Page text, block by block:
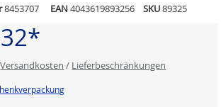
8453707 EAN 4043619893256 SKU89325
Versandkosten / Lieferbeschränkungen